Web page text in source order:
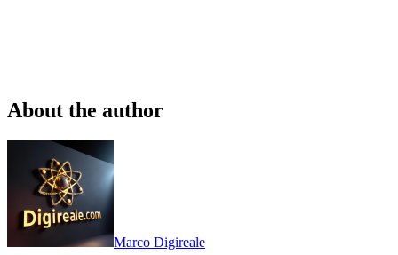
About the author
Marco Digireale